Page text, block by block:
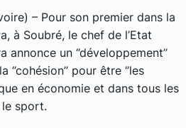
– Pour son premier dans la
à Soubré, le chef de l’Etat
annonce un ‘’développement’’
‘’cohésion’’ pour être ‘’les
en économie et dans tous les
le sport.